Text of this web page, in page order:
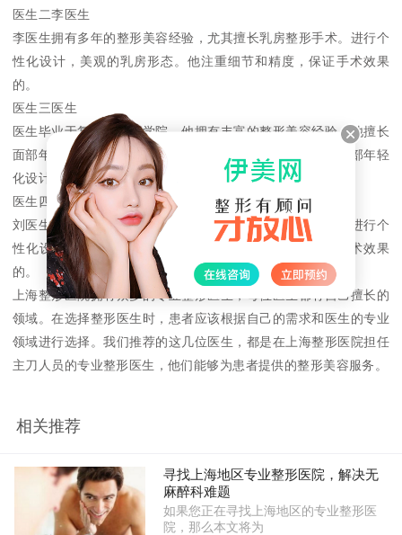
医生二李医生
李医生拥有多年的整形美容经验，尤其擅长乳房整形手术。进行个
性化设计，美观的乳房形态。他注重细节和精度，保证手术效果
的。
医生三医生
医生毕业于复旦大学医学院，他拥有丰富的整形美容经验。他擅长
面部年轻化手术，如面部吸脂、面部提升等。进行精细的面部年轻
化设计，年轻的面部效果。
医生四刘医生
刘医生拥有多年的整形美容经验，尤其擅长眼部整形手术。进行个
性化设计，美观的眼部形态。他注重细节和精度，保证手术效果
的。
上海整形医院拥有众多的专业整形医生，每位医生都有自己擅长的
领域。在选择整形医生时，患者应该根据自己的需求和医生的专业
领域进行选择。我们推荐的这几位医生，都是在上海整形医院担任
主刀人员的专业整形医生，他们能够为患者提供的整形美容服务。
相关推荐
寻找上海地区专业整形医院，解决无
麻醉科难题
如果您正在寻找上海地区的专业整形医
院，那么本文将为